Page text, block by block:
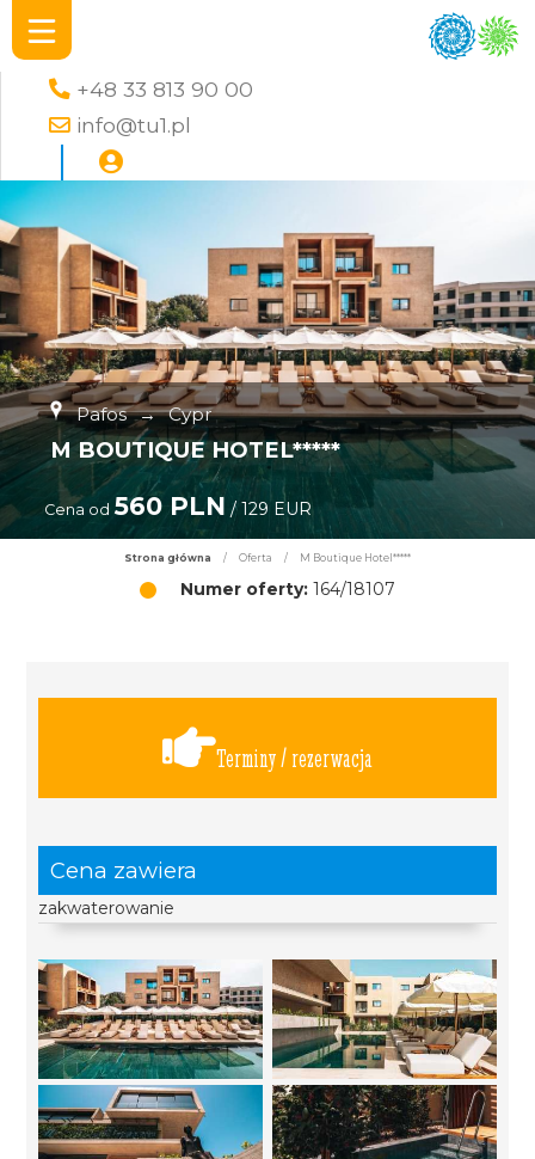
+48 33 813 90 00
info@tu1.pl
Pafos → Cypr
M BOUTIQUE HOTEL*****
Cena od 560 PLN / 129 EUR
Strona główna / Oferta / M Boutique Hotel*****
Numer oferty: 164/18107
Terminy / rezerwacja
Cena zawiera
zakwaterowanie